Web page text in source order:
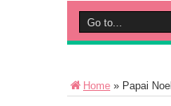
Home » Papai Noel